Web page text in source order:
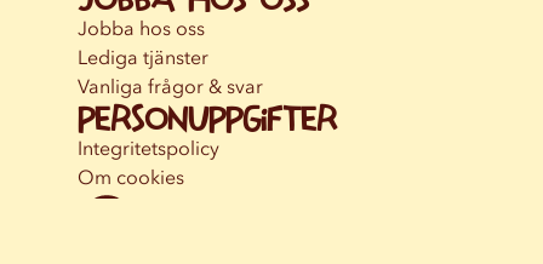
Jobba hos oss
Lediga tjänster
Vanliga frågor & svar
Personuppgifter
Integritetspolicy
Om cookies